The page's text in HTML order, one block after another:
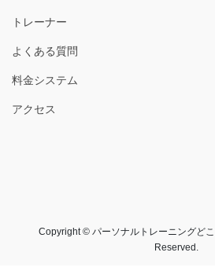
トレーナー
よくある質問
料金システム
アクセス
Copyright © パーソナルトレーニングど
Reserved.